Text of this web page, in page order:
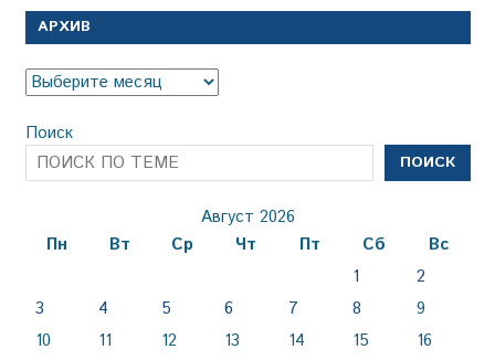
АРХИВ
Архив
Поиск
ПОИСК
Август 2026
Пн
Вт Ср Чт Пт Сб
Вс
1
2
3
4 5 6 7 8
9
10
11 12 13 14 15
16